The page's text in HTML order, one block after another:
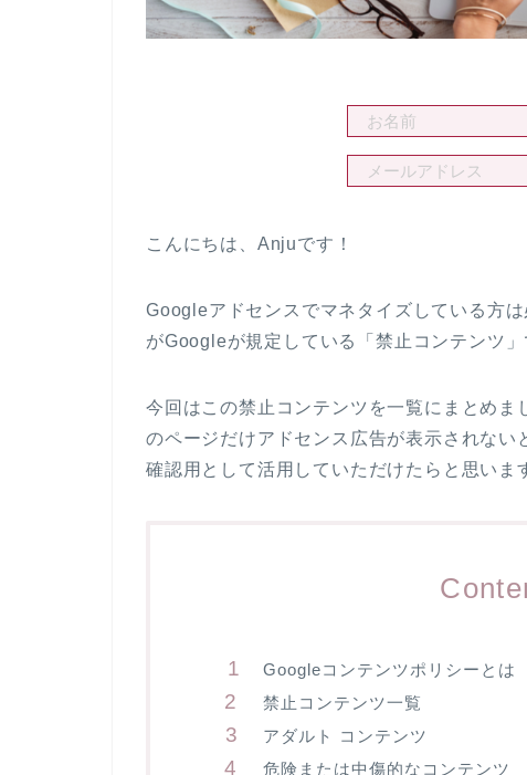
こんにちは、Anjuです！
Googleアドセンスでマネタイズしている方
がGoogleが規定している「禁止コンテンツ」
今回はこの禁止コンテンツを一覧にまとめ
のページだけアドセンス広告が表示されな
確認用として活用していただけたらと思いま
Googleコンテンツポリシーとは
禁止コンテンツ一覧
アダルト コンテンツ
危険または中傷的なコンテンツ